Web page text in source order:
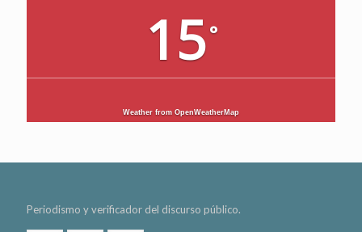
15°
Weather from OpenWeatherMap
Periodismo y verificador del discurso público.